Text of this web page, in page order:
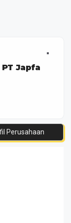
Japfa
Perusahaan